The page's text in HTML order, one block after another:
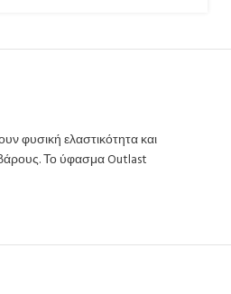
φυσική ελαστικότητα και
Το ύφασμα Outlast